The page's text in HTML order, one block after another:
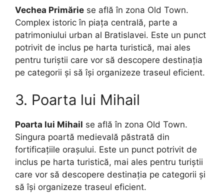
Vechea Primărie se află în zona Old Town.
Complex istoric în piața centrală, parte a
patrimoniului urban al Bratislavei. Este un punct
potrivit de inclus pe harta turistică, mai ales
pentru turiștii care vor să descopere destinația
pe categorii și să își organizeze traseul eficient.
3. Poarta lui Mihail
Poarta lui Mihail se află în zona Old Town.
Singura poartă medievală păstrată din
fortificațiile orașului. Este un punct potrivit de
inclus pe harta turistică, mai ales pentru turiștii
care vor să descopere destinația pe categorii și
să își organizeze traseul eficient.